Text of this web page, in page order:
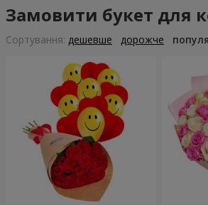
Замовити букет для
Сортування: дешевше дорожче